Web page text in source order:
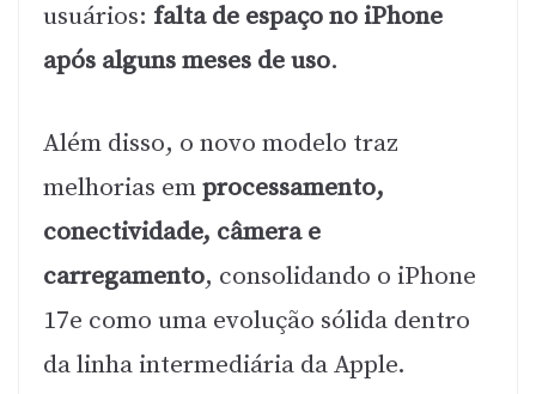
usuários: falta de espaço no iPhone
após alguns meses de uso.
Além disso, o novo modelo traz
melhorias emprocessamento,
conectividade, câmera e
carregamento, consolidando o iPhone
17e como uma evolução sólida dentro
da linha intermediária da Apple.